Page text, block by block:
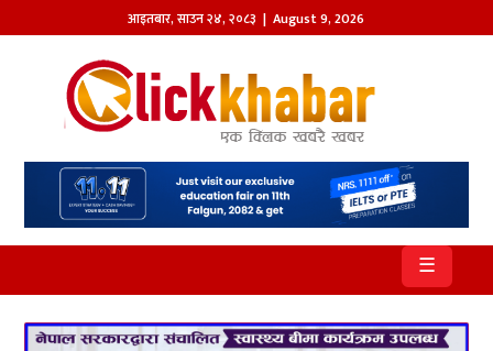
आइतबार,साउन२४,२०८३ | August 9, 2026
होमपेज
समाज
प्रदेश
आजको
पत्रिका
☰